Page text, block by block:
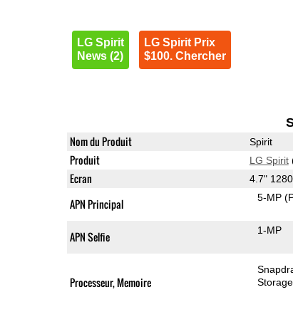
LG Spirit
News (2)
LG Spirit Prix
$100. Chercher
Nom du Produit Spirit
Produit LG Spirit
Ecran 4.7"
APN Principal 5-MP
APN Selfie 1-MP
Processeur, Memoire
Storage